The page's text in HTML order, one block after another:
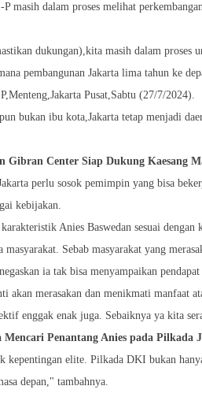
masih dalam proses melihat
dukungan),kita masih dalam proses
pembangunan Jakarta lima tahun ke
Pusat,Sabtu (27/7/2024).
bukan ibu kota,Jakarta tetap menjadi
Gibran Center Siap Dukung Kaesang
perlu sosok pemimpin yang bisa
kebijakan.
karakteristik Anies Baswedan sesuai
masyarakat. Sebab masyarakat yang
ia tak bisa menyampaikan
akan merasakan dan menikmati manfaat
enggak enak juga. Sebaiknya ya kita
Mencari Penantang Anies pada Pilkada
kepentingan elite. Pilkada DKI bukan
depan," tambahnya.